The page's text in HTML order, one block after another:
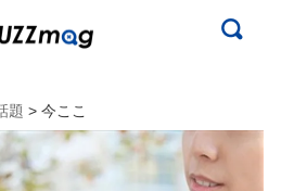
題 > 今ここ